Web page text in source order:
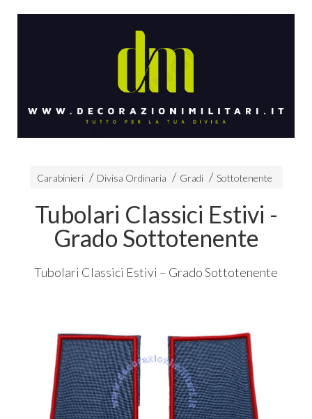
Carabinieri Divisa Ordinaria Gradi Sottotenente
Tubolari Classici Estivi -
Grado Sottotenente
Tubolari Classici Estivi – Grado Sottotenente